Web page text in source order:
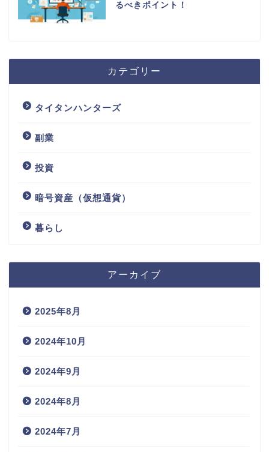
るべきポイント！
カテゴリー
タイタンハンターズ
副業
投資
暗号資産（仮想通貨）
暮らし
アーカイブ
2025年8月
2024年10月
2024年9月
2024年8月
2024年7月